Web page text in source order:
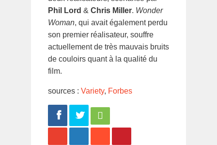
Phil Lord & Chris Miller. Wonder
Woman, qui avait également perdu
son premier réalisateur, souffre
actuellement de très mauvais bruits
de couloirs quant à la qualité du
film.
sources : Variety, Forbes